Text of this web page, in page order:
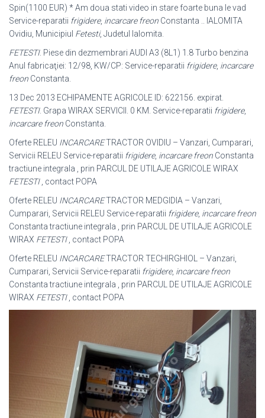
Spin(1100 EUR) * Am doua stati video in stare foarte buna le vad
Service-reparatii frigidere, incarcare freon Constanta .. IALOMITA
Ovidiu, Municipiul Fetesti, Judetul Ialomita.
FETESTI. Piese din dezmembrari AUDI A3 (8L1) 1.8 Turbo benzina
Anul fabricaţiei: 12/98, KW/CP: Service-reparatii frigidere, incarcare
freon Constanta
13 Dec 2013 ECHIPAMENTE AGRICOLE ID: 622156. expirat.
FETESTI. Grapa WIRAX SERVICII. 0 KM. Service-reparatii frigidere,
incarcare freon Constanta.
Oferte RELEU INCARCARETRACTOR OVIDIU – Vanzari, Cumparari,
Servicii RELEU Service-reparatii frigidere, incarcare freon Constanta
tractiune integrala , prin PARCUL DE UTILAJE AGRICOLE WIRAX
FETESTI, contact POPA
Oferte RELEU INCARCARETRACTOR MEDGIDIA – Vanzari,
Cumparari, Servicii RELEU Service-reparatii frigidere, incarcare freon
Constanta tractiune integrala , prin PARCUL DE UTILAJE AGRICOLE
WIRAX FETESTI, contact POPA
Oferte RELEU INCARCARETRACTOR TECHIRGHIOL – Vanzari,
Cumparari, Servicii Service-reparatii frigidere, incarcare freon
Constanta tractiune integrala , prin PARCUL DE UTILAJE AGRICOLE
WIRAX FETESTI, contact POPA